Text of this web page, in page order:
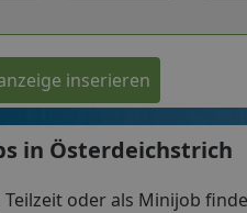
inserieren
in Österdeichstrich
oder als Minijob